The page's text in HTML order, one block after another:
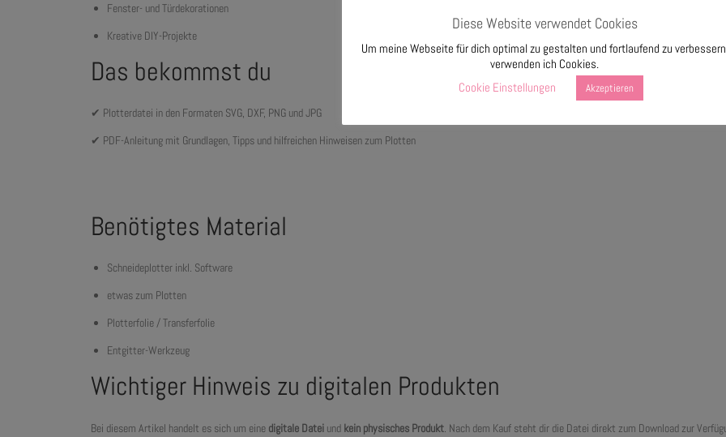
Fenster- und Türdekorationen
Kreative DIY-Projekte
Das bekommst du
✔ Plotterdatei in den Formaten SVG, DXF, PNG und JPG
✔ PDF-Anleitung mit Grundlagen, Tipps und hilfreichen Hinweisen zum Plotten
Benötigtes Material
Schneideplotter inkl. Software
etwas zum Plotten
Plotterfolie / Transferfolie
Entgitter-Werkzeug
Wichtiger Hinweis zu digitalen Produkten
Bei diesem Artikel handelt es sich um eine digitale Datei und kein physisches Produkt. Nach dem Kauf steht dir die Datei direkt zum Download zur
Diese Website verwendet Cookies
Um meine Webseite für dich optimal zu gestalten und fortlaufend zu
verwenden ich Cookies.
Cookie Einstellungen
Akzeptieren